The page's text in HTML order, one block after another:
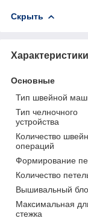
Скрыть
Характеристики
Основные
Тип швейной
Тип челночного
устройства
Количество
операций
Формирование
Количество
Вышивальный
Максимальная
стежка